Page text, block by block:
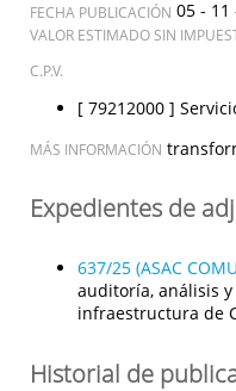
FECHA PUBLICACIÓN 05 - 11
VALOR ESTIMADO SIN
C.P.V.
[ 79212000 ]
MÁS INFORMACIÓN
Expedientes de
637/25 (ASAC
auditoría, análisis
infraestructura de
Historial de